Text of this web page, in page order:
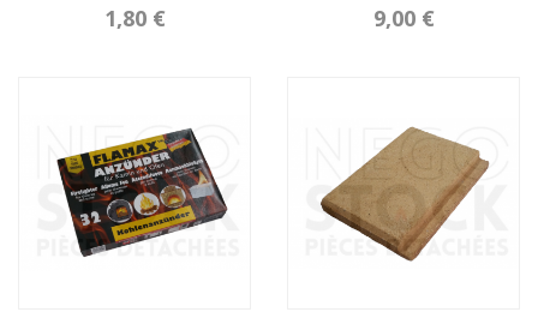
1,80 € 9,00 €